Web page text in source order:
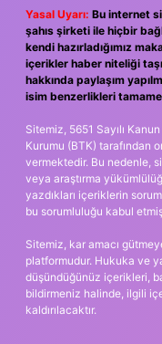
Yasal Uyarı: Bu internet
şahıs şirketi ile hiçbir
kendi hazırladığımız
içerikler haber niteliği
hakkında paylaşım
isim benzerlikleri
Sitemiz, 5651 Sayılı
Kurumu (BTK) tarafından
vermektedir. Bu nedenle,
veya araştırma
yazdıkları içeriklerin
bu sorumluluğu kabul etmiş
Sitemiz, kar amacı
platformudur. Hukuka ve
düşündüğünüz içerikleri,
bildirmeniz halinde, ilgili
kaldırılacaktır.